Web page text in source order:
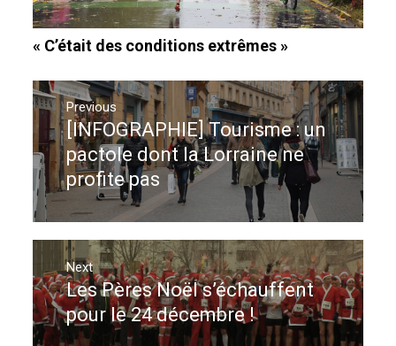
« C’était des conditions extrêmes »
Navigation
de
l’article
Previous
Previous
post:
[INFOGRAPHIE] Tourisme : un
pactole dont la Lorraine ne
profite pas
Next
Next
post:
Les Pères Noël s’échauffent
pour le 24 décembre !